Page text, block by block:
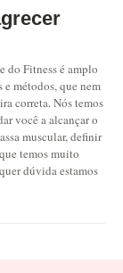
do Fitness é amplo
e métodos, que nem
correta. Nós temos
você a alcançar o
muscular, definir
temos muito
dúvida estamos